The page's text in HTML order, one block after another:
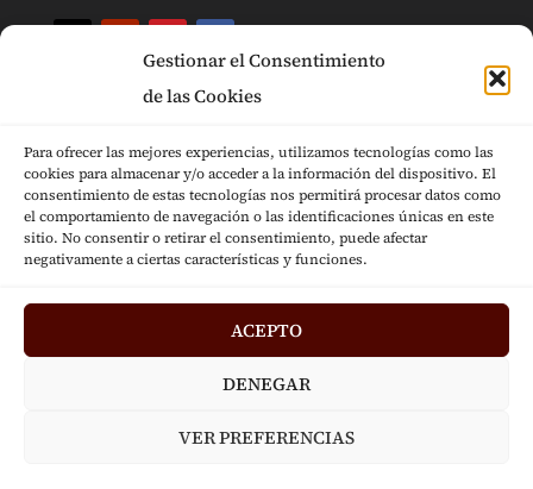
Gestionar el Consentimiento
de las Cookies
Para ofrecer las mejores experiencias, utilizamos tecnologías como las
cookies para almacenar y/o acceder a la información del dispositivo. El
consentimiento de estas tecnologías nos permitirá procesar datos como
el comportamiento de navegación o las identificaciones únicas en este
sitio. No consentir o retirar el consentimiento, puede afectar
negativamente a ciertas características y funciones.
ACEPTO
DENEGAR
VER PREFERENCIAS
Páginas Legales
Diseñado porJesús Fernández © 2024|
Desarrollado porMensaje